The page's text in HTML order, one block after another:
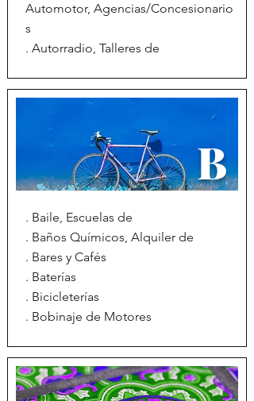
Automotor, Agencias/Concesionario
s
. Autorradio, Talleres de
B
. Baile, Escuelas de
. Baños Químicos, Alquiler de
. Bares y Cafés
. Baterías
. Bicicleterías
. Bobinaje de Motores